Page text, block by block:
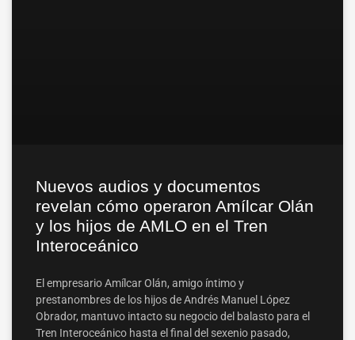
Nuevos audios y documentos
revelan cómo operaron Amílcar Olán
y los hijos de AMLO en el Tren
Interoceánico
El empresario Amílcar Olán, amigo íntimo y
prestanombres de los hijos de Andrés Manuel López
Obrador, mantuvo intacto su negocio del balasto para el
Tren Interoceánico hasta el final del sexenio pasado,